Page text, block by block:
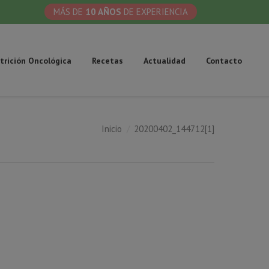
MÁS DE 10 AÑOS DE EXPERIENCIA
Oncológica Recetas Actualidad Contacto
Inicio 20200402_144712[1]